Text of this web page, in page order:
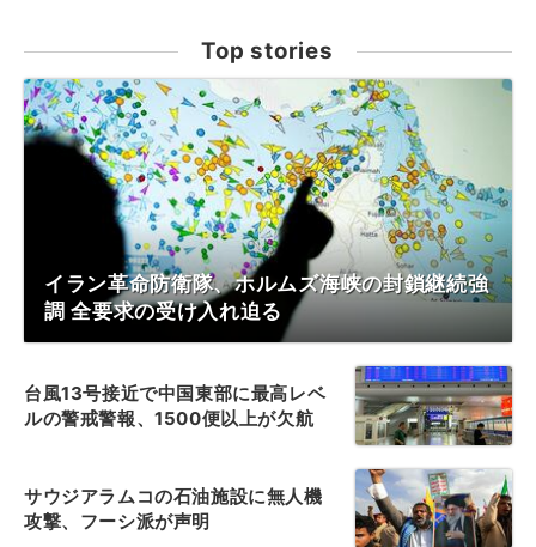
Top stories
イラン革命防衛隊、ホルムズ海峡の封鎖継続強
調 全要求の受け入れ迫る
台風13号接近で中国東部に最高レベ
ルの警戒警報、1500便以上が欠航
サウジアラムコの石油施設に無人機
攻撃、フーシ派が声明